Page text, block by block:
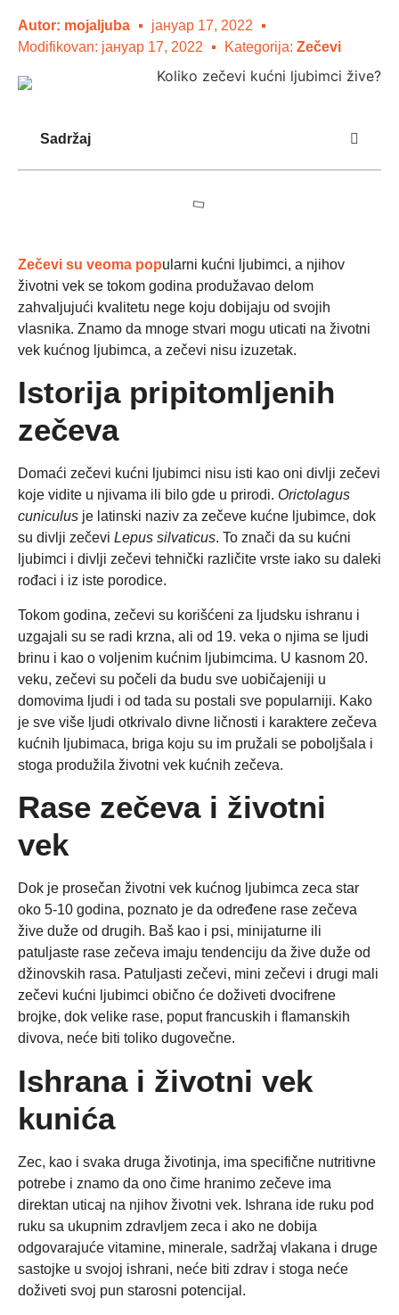
Autor: mojaljuba
јануар 17, 2022
Modifikovan: јануар 17, 2022
Kategorija: Zečevi
Sadržaj
Zečevi su veoma popularni kućni ljubimci, a njihov
životni vek se tokom godina produžavao delom
zahvaljujući kvalitetu nege koju dobijaju od svojih
vlasnika. Znamo da mnoge stvari mogu uticati na životni
vek kućnog ljubimca, a zečevi nisu izuzetak.
Istorija pripitomljenih
zečeva
Domaći zečevi kućni ljubimci nisu isti kao oni divlji zečevi
koje vidite u njivama ili bilo gde u prirodi. Orictolagus
cuniculus je latinski naziv za zečeve kućne ljubimce, dok
su divlji zečevi Lepus silvaticus. To znači da su kućni
ljubimci i divlji zečevi tehnički različite vrste iako su daleki
rođaci i iz iste porodice.
Tokom godina, zečevi su korišćeni za ljudsku ishranu i
uzgajali su se radi krzna, ali od 19. veka o njima se ljudi
brinu i kao o voljenim kućnim ljubimcima. U kasnom 20.
veku, zečevi su počeli da budu sve uobičajeniji u
domovima ljudi i od tada su postali sve popularniji. Kako
je sve više ljudi otkrivalo divne ličnosti i karaktere zečeva
kućnih ljubimaca, briga koju su im pružali se poboljšala i
stoga produžila životni vek kućnih zečeva.
Rase zečeva i životni
vek
Dok je prosečan životni vek kućnog ljubimca zeca star
oko 5-10 godina, poznato je da određene rase zečeva
žive duže od drugih. Baš kao i psi, minijaturne ili
patuljaste rase zečeva imaju tendenciju da žive duže od
džinovskih rasa. Patuljasti zečevi, mini zečevi i drugi mali
zečevi kućni ljubimci obično će doživeti dvocifrene
brojke, dok velike rase, poput francuskih i flamanskih
divova, neće biti toliko dugovečne.
Ishrana i životni vek
kunića
Zec, kao i svaka druga životinja, ima specifične nutritivne
potrebe i znamo da ono čime hranimo zečeve ima
direktan uticaj na njihov životni vek. Ishrana ide ruku pod
ruku sa ukupnim zdravljem zeca i ako ne dobija
odgovarajuće vitamine, minerale, sadržaj vlakana i druge
sastojke u svojoj ishrani, neće biti zdrav i stoga neće
doživeti svoj pun starosni potencijal.